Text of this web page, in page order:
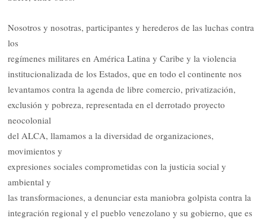
Nosotros y nosotras, participantes y herederos de las luchas contra
los
regímenes militares en América Latina y Caribe y la violencia
institucionalizada de los Estados, que en todo el continente nos
levantamos contra la agenda de libre comercio, privatización,
exclusión y pobreza, representada en el derrotado proyecto
neocolonial
del ALCA, llamamos a la diversidad de organizaciones,
movimientos y
expresiones sociales comprometidas con la justicia social y
ambiental y
las transformaciones, a denunciar esta maniobra golpista contra la
integración regional y el pueblo venezolano y su gobierno, que es